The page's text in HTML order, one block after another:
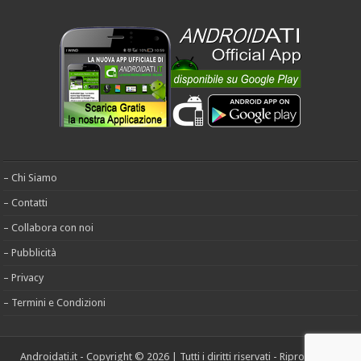
– Chi Siamo
– Contatti
– Collabora con noi
– Pubblicità
– Privacy
– Termini e Condizioni
Androidati.it - Copyright © 2026 | Tutti i diritti riservati - Riproduzione